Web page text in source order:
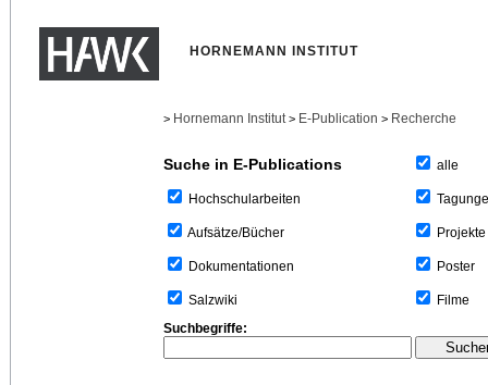
HORNEMANN INSTITUT
> Hornemann Institut > E-Publication > Recherche
Suche in E-Publications
Hochschularbeiten
Aufsätze/Bücher
Dokumentationen
Salzwiki
alle
Projekte
Poster
Filme
Suchbegriffe: